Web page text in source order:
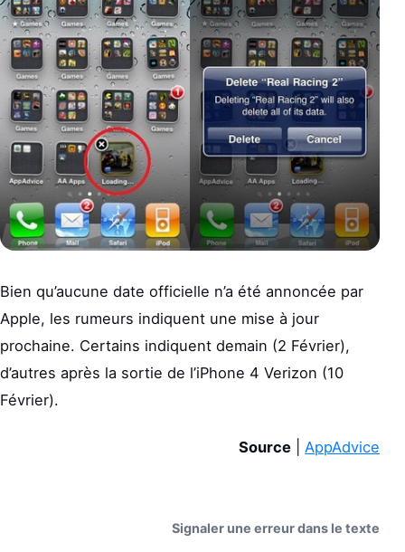
Bien qu’aucune date officielle n’a été annoncée par
Apple, les rumeurs indiquent une mise à jour
prochaine. Certains indiquent demain (2 Février),
d’autres après la sortie de l’iPhone 4 Verizon (10
Février).
Source AppAdvice
Signaler une erreur dans le texte